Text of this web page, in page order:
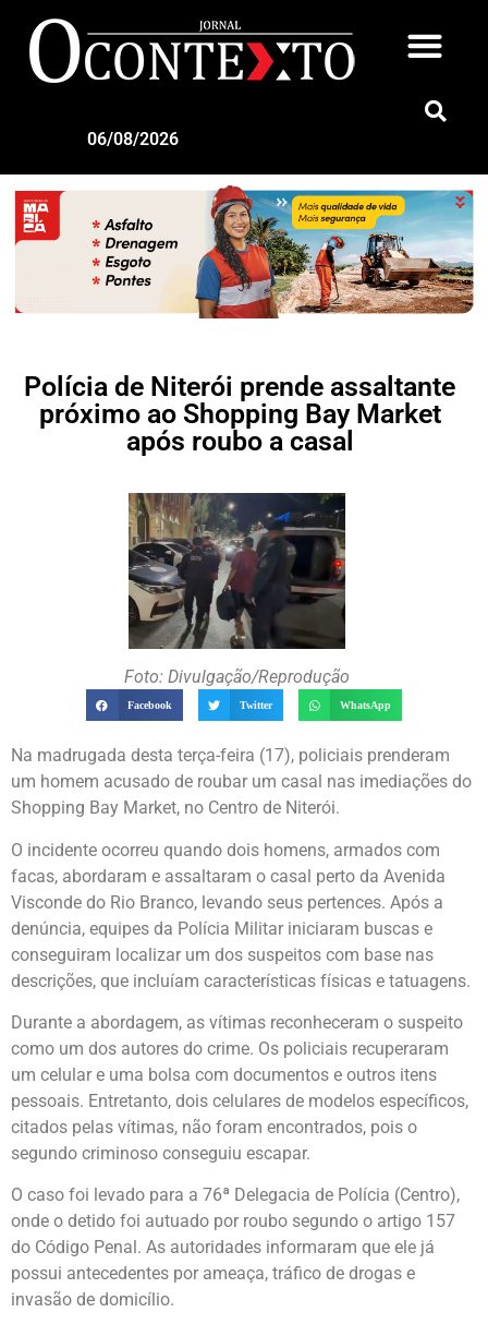
06/08/2026
Polícia de Niterói prende assaltante
próximo ao Shopping Bay Market
após roubo a casal
Foto: Divulgação/Reprodução
Facebook Twitter WhatsApp
Na madrugada desta terça-feira (17), policiais prenderam
um homem acusado de roubar um casal nas imediações do
Shopping Bay Market, no Centro de Niterói.
O incidente ocorreu quando dois homens, armados com
facas, abordaram e assaltaram o casal perto da Avenida
Visconde do Rio Branco, levando seus pertences. Após a
denúncia, equipes da Polícia Militar iniciaram buscas e
conseguiram localizar um dos suspeitos com base nas
descrições, que incluíam características físicas e tatuagens.
Durante a abordagem, as vítimas reconheceram o suspeito
como um dos autores do crime. Os policiais recuperaram
um celular e uma bolsa com documentos e outros itens
pessoais. Entretanto, dois celulares de modelos específicos,
citados pelas vítimas, não foram encontrados, pois o
segundo criminoso conseguiu escapar.
O caso foi levado para a 76ª Delegacia de Polícia (Centro),
onde o detido foi autuado por roubo segundo o artigo 157
do Código Penal. As autoridades informaram que ele já
possui antecedentes por ameaça, tráfico de drogas e
invasão de domicílio.